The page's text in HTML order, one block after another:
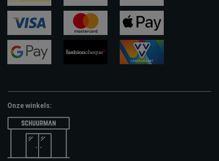
ideal paypal riverty
visa
apple-
pay
Onze winkels: